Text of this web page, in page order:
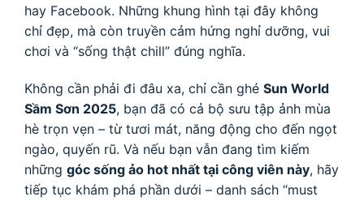
hay Facebook. Những khung hình tại đây không
chỉ đẹp, mà còn truyền cảm hứng nghỉ dưỡng, vui
chơi và “sống thật chill” đúng nghĩa.
Không cần phải đi đâu xa, chỉ cần ghé Sun World
Sầm Sơn 2025, bạn đã có cả bộ sưu tập ảnh mùa
hè trọn vẹn – từ tươi mát, năng động cho đến ngọt
ngào, quyến rũ. Và nếu bạn vẫn đang tìm kiếm
những góc sống ảo hot nhất tại công viên này, hãy
tiếp tục khám phá phần dưới – danh sách “must